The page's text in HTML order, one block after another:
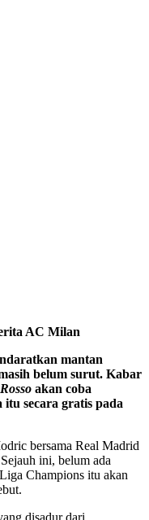
AC Milan
mantan
belum surut. Kabar
akan coba
secara gratis pada
bersama Real Madrid
ini, belum ada
Champions itu akan